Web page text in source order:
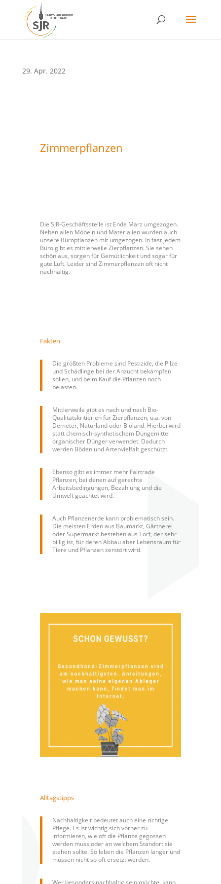
29. Apr. 2022
Zimmerpflanzen
Die SJR-Geschäftsstelle ist Ende März umgezogen.
Neben allen Möbeln und Materialien wurden auch
unsere Büropflanzen mit umgezogen. In fast jedem
Büro gibt es mittlerweile Zierpflanzen. Sie sehen
schön aus, sorgen für Gemütlichkeit und sogar für
gute Luft. Leider sind Zimmerpflanzen oft nicht
nachhaltig.
Fakten
Die größten Probleme sind Pestizide, die Pilze
und Schädlinge bei der Anzucht bekämpfen
sollen, und beim Kauf die Pflanzen noch
belasten.
Mittlerweile gibt es nach und nach Bio-
Qualitätskritierien für Zierpflanzen, u.a. von
Demeter, Naturland oder Bioland. Hierbei wird
statt chemisch-synthetischem Düngemittel
organischer Dünger verwendet. Dadurch
werden Böden und Artenvielfalt geschützt.
Ebenso gibt es immer mehr Fairtrade
Pflanzen, bei denen auf gerechte
Arbeitsbedingungen, Bezahlung und die
Umwelt geachtet wird.
Auch Pflanzenerde kann problematisch sein.
Die meisten Erden aus Baumarkt, Gärtnerei
oder Supermarkt bestehen aus Torf, der sehr
billig ist, für deren Abbau aber Lebensraum für
Tiere und Pflanzen zerstört wird.
Alltagstipps
Nachhaltigkeit bedeutet auch eine richtige
Pflege. Es ist wichtig sich vorher zu
informieren, wie oft die Pflanze gegossen
werden muss oder an welchem Standort sie
stehen sollte. So leben die Pflanzen länger und
müssen nicht so oft ersetzt werden.
Wer besonders nachhaltig sein möchte, kann